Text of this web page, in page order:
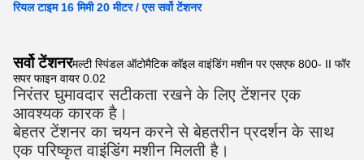
रियल टाइम 16 मिमी 20 मीटर / एस सर्वो टेंशनर
सर्वो टेंशनरमल्टी स्पिंडल ऑटोमैटिक कॉइल वाइंडिंग मशीन पर एसएफ 800- II फॉर
सपर फाइन वायर 0.02
निरंतर घुमावदार सटीकता रखने के लिए टेंशनर एक
आवश्यक कारक है।
बेहतर टेंशनर का चयन करने से बेहतरीन प्रदर्शन के साथ
एक परिष्कृत वाइंडिंग मशीन मिलती है।